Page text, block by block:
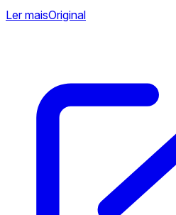
Ler maisOriginal